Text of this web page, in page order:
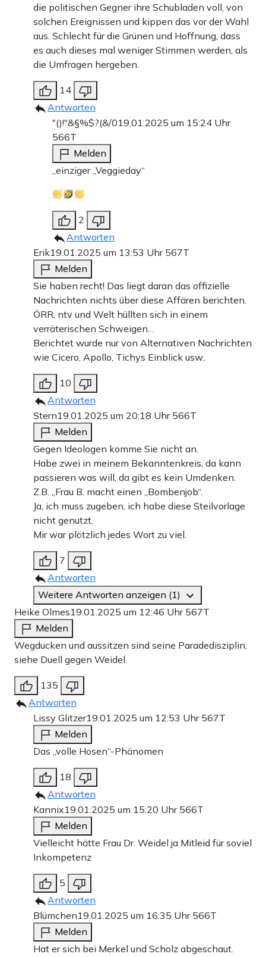
die politischen Gegner ihre Schubladen voll, von
solchen Ereignissen und kippen das vor der Wahl
aus. Schlecht für die Grünen und Hoffnung, dass
es auch dieses mal weniger Stimmen werden, als
die Umfragen hergeben.
14
Antworten
"()!"&§%$?(&/019.01.2025 um 15:24 Uhr
566T
Melden
„einziger „Veggieday“
2
Antworten
Erik19.01.2025 um 13:53 Uhr 567T
Melden
Sie haben recht! Das liegt daran das offizielle
Nachrichten nichts über diese Affären berichten.
ÖRR, ntv und Welt hüllten sich in einem
verräterischen Schweigen…
Berichtet wurde nur von Alternativen Nachrichten
wie Cicero, Apollo, Tichys Einblick usw..
10
Antworten
Stern19.01.2025 um 20:18 Uhr 566T
Melden
Gegen Ideologen komme Sie nicht an.
Habe zwei in meinem Bekanntenkreis, da kann
passieren was will, da gibt es kein Umdenken.
Z.B. „Frau B. macht einen „Bombenjob“.
Ja, ich muss zugeben, ich habe diese Steilvorlage
nicht genutzt.
Mir war plötzlich jedes Wort zu viel.
7
Antworten
Weitere Antworten anzeigen (1)
Heike Olmes19.01.2025 um 12:46 Uhr 567T
Melden
Wegducken und aussitzen sind seine Paradedisziplin,
siehe Duell gegen Weidel.
135
Antworten
Lissy Glitzer19.01.2025 um 12:53 Uhr 567T
Melden
Das „volle Hosen“-Phänomen
18
Antworten
Kannix19.01.2025 um 15:20 Uhr 566T
Melden
Vielleicht hätte Frau Dr. Weidel ja Mitleid für soviel
Inkompetenz
5
Antworten
Blümchen19.01.2025 um 16:35 Uhr 566T
Melden
Hat er sich bei Merkel und Scholz abgeschaut.